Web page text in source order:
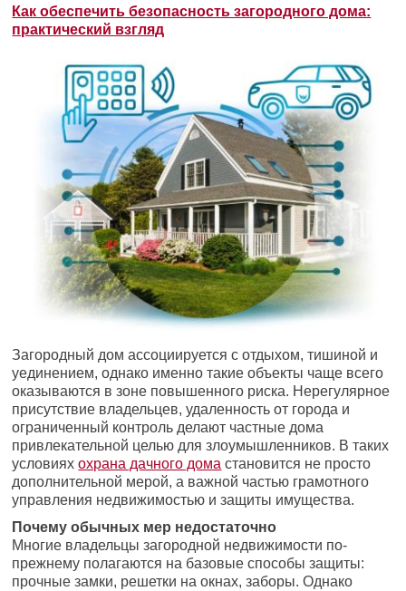
Как обеспечить безопасность загородного дома:
практический взгляд
Загородный дом ассоциируется с отдыхом, тишиной и
уединением, однако именно такие объекты чаще всего
оказываются в зоне повышенного риска. Нерегулярное
присутствие владельцев, удаленность от города и
ограниченный контроль делают частные дома
привлекательной целью для злоумышленников. В таких
условияхохрана дачного дома становится не просто
дополнительной мерой, а важной частью грамотного
управления недвижимостью и защиты имущества.
Почему обычных мер недостаточно
Многие владельцы загородной недвижимости по-
прежнему полагаются на базовые способы защиты:
прочные замки, решетки на окнах, заборы. Однако